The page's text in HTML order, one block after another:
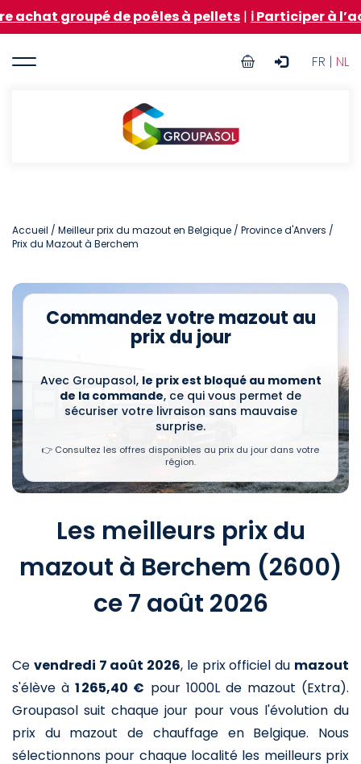
au
principal
de poêles à pellets|ℹ️ Participer à l’achat
FR | NL
User
Groupasol
Accueil / Meilleur prix du mazout en Belgique / Province d'Anvers /
Prix du Mazout à Berchem
Commandez votre mazout au
prix du jour
Avec Groupasol, le prix est bloqué au moment
de la commande, ce qui vous permet de
sécuriser votre livraison sans mauvaise
surprise.
👉 Consultez les offres disponibles au prix du jour dans votre
région.
Les meilleurs prix du
mazout à Berchem (2600)
ce 7 août 2026
Ce vendredi 7 août 2026, le prix officiel du mazout
s'élève à1 265,40 € pour 1000L de mazout (Extra).
Groupasol suit chaque jour pour vous l'évolution du
prix du mazout de chauffage en Belgique. Nous
sélectionnons pour chaque localité les meilleurs prix